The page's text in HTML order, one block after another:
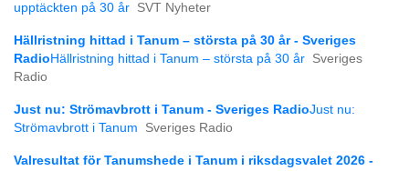
upptäckten på 30 år SVT Nyheter
Hällristning hittad i Tanum – största på 30 år - Sveriges
Radio Hällristning hittad i Tanum – största på 30 år Sveriges
Radio
Just nu: Strömavbrott i Tanum - Sveriges RadioJust nu:
Strömavbrott i Tanum
Sveriges Radio
Valresultat för Tanumshede i Tanum i riksdagsvalet 2026 -